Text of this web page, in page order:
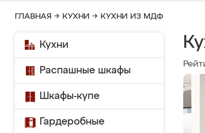
ГЛАВНАЯ → КУХНИ → КУХНИ ИЗ МДФ
Кухни
Распашные шкафы
Шкафы-купе
Гардеробные